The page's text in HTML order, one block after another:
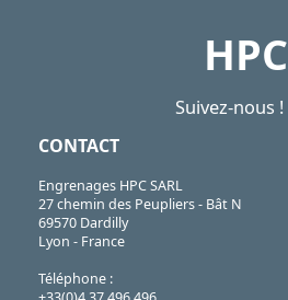
HPC
Suivez-nous !
CONTACT
Engrenages HPC SARL
27 chemin des Peupliers - Bât N
69570 Dardilly
Lyon - France
Téléphone :